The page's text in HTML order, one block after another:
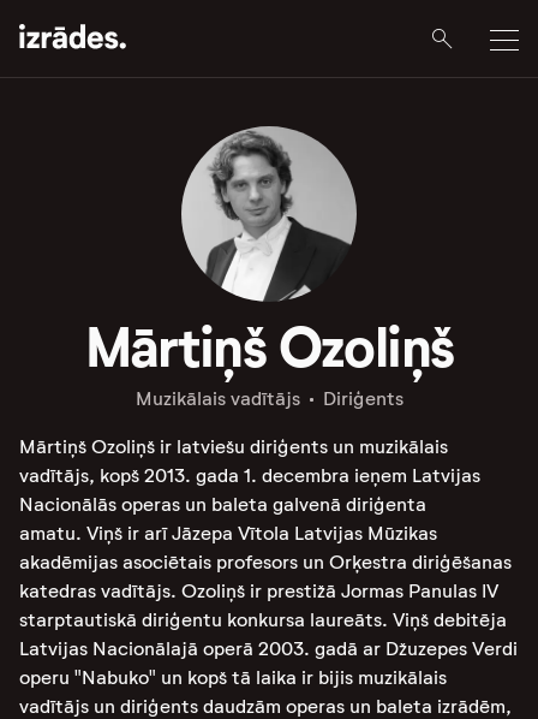
Mārtiņš Ozoliņš
Muzikālais vadītājs Diriģents
Mārtiņš Ozoliņš ir latviešu diriģents un muzikālais
vadītājs, kopš 2013. gada 1. decembra ieņem Latvijas
Nacionālās operas un baleta galvenā diriģenta
amatu. Viņš ir arī Jāzepa Vītola Latvijas Mūzikas
akadēmijas asociētais profesors un Orķestra diriģēšanas
katedras vadītājs. Ozoliņš ir prestižā Jormas Panulas IV
starptautiskā diriģentu konkursa laureāts. Viņš debitēja
Latvijas Nacionālajā operā 2003. gadā ar Džuzepes Verdi
operu "Nabuko" un kopš tā laika ir bijis muzikālais
vadītājs un diriģents daudzām operas un baleta izrādēm,